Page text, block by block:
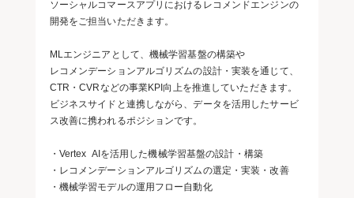
ソーシャルコマースアプリにおけるレコメンドエンジンの
開発をご担当いただきます。
MLエンジニアとして、機械学習基盤の構築や
レコメンデーションアルゴリズムの設計・実装を通じて、
CTR・CVRなどの事業KPI向上を推進していただきます。
ビジネスサイドと連携しながら、データを活用したサービ
ス改善に携われるポジションです。
・Vertex AIを活用した機械学習基盤の設計・構築
・レコメンデーションアルゴリズムの選定・実装・改善
・機械学習モデルの運用フロー自動化